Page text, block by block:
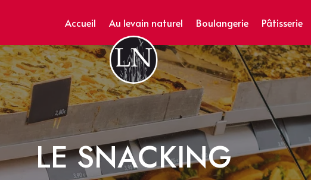
Accueil Au levain naturel Boulangerie Pâtisserie
LE SNACKING